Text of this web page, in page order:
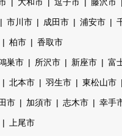
市川市 成田市 浦安市
柏市 香取市
巣市 所沢市 新座市 富
北本市 羽生市 東松山市
市 加須市 志木市 幸手
上尾市